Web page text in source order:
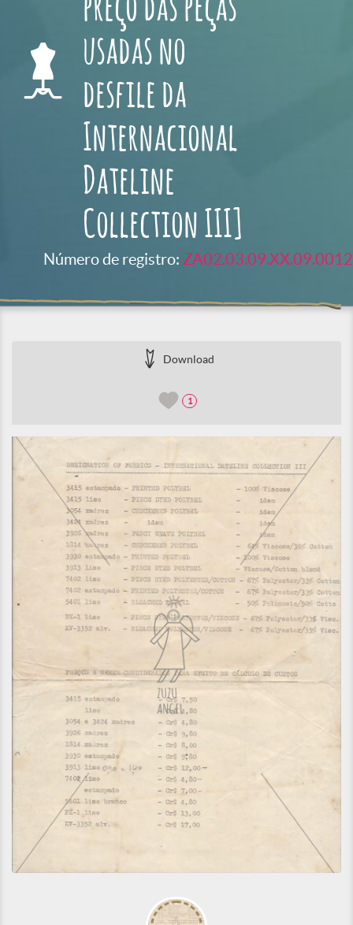
preço das peças
usadas no
desfile da
Internacional
Dateline
Collection III]
Número de registro: ZA02.03.09.XX.09.0012
Download
1